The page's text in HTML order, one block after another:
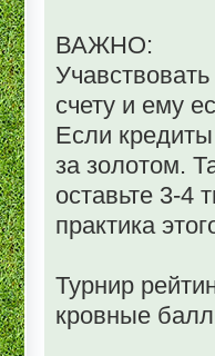
ВАЖНО:
счету и ему
Если
за золотом.
оставьте 3-4
практика
Турнир
кровные